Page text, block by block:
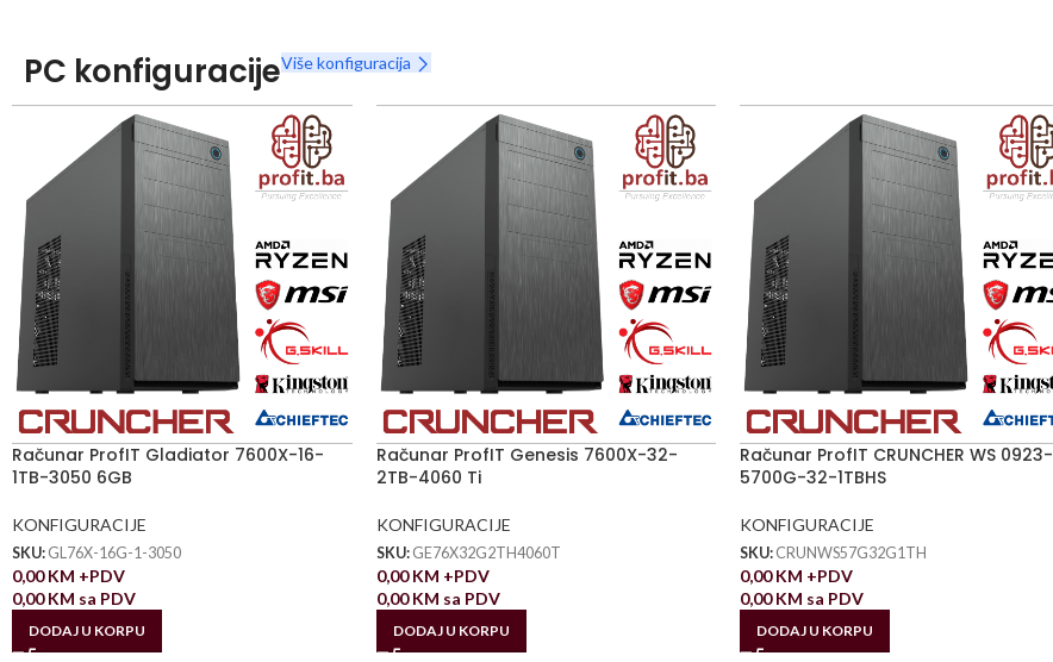
Nova Ryzen 7000 serija
PC konfiguracijeViše konfiguracija
Računar ProfIT Gladiator 7600X-16-
1TB-3050 6GB
KONFIGURACIJE
SKU: GL76X-16G-1-3050
0,00KM +PDV
0,00KM sa PDV
DODAJ U KORPU
Računar ProfIT Genesis 7600X-32-
2TB-4060 Ti
KONFIGURACIJE
SKU: GE76X32G2TH4060T
0,00KM +PDV
0,00KM sa PDV
DODAJ U KORPU
Računar ProfIT CRUNCHER WS 0923-
5700G-32-1TBHS
KONFIGURACIJE
SKU: CRUNWS57G32G1TH
0,00KM +PDV
0,00KM sa PDV
DODAJ U KORPU